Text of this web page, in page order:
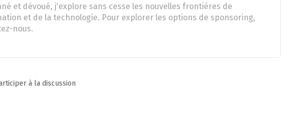
et dévoué, j'explore sans cesse les nouvelles frontières de
et de la technologie. Pour explorer les options de sponsoring,
nous.
à la discussion